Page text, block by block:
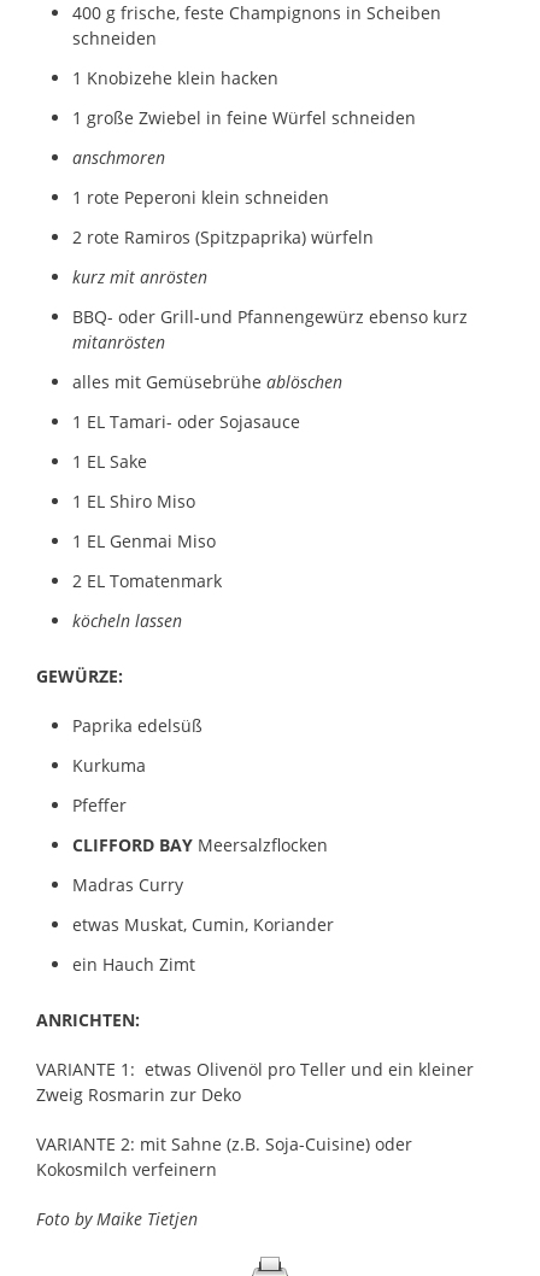
400 g frische, feste Champignons in Scheiben
schneiden
1 Knobizehe klein hacken
1 große Zwiebel in feine Würfel schneiden
anschmoren
1 rote Peperoni klein schneiden
2 rote Ramiros (Spitzpaprika) würfeln
kurz mit anrösten
BBQ- oder Grill-und Pfannengewürz ebenso kurz
mitanrösten
alles mit Gemüsebrühe ablöschen
1 EL Tamari- oder Sojasauce
1 EL Sake
1 EL Shiro Miso
1 EL Genmai Miso
2 EL Tomatenmark
köcheln lassen
GEWÜRZE:
Paprika edelsüß
Kurkuma
Pfeffer
CLIFFORD BAY Meersalzflocken
Madras Curry
etwas Muskat, Cumin, Koriander
ein Hauch Zimt
ANRICHTEN:
VARIANTE 1: etwas Olivenöl pro Teller und ein kleiner
Zweig Rosmarin zur Deko
VARIANTE 2: mit Sahne (z.B. Soja-Cuisine) oder
Kokosmilch verfeinern
Foto by Maike Tietjen